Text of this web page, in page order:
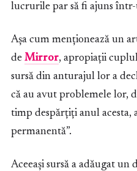
lucrurile par să fi ajuns
Așa cum menționează un
de Mirror, apropiații
sursă din anturajul lor a
că au avut problemele lor,
timp despărțiți anul acesta,
permanentă”.
Aceeași sursă a adăugat